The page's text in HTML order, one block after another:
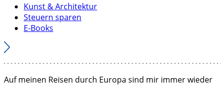
Kunst & Architektur
Steuern sparen
E-Books
Auf meinen Reisen durch Europa sind mir immer wieder